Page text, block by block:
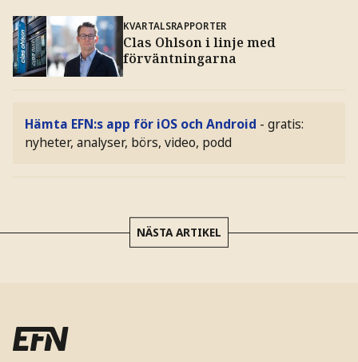
KVARTALSRAPPORTER
Clas Ohlson i linje med
förväntningarna
Hämta EFN:s app för iOS och Android - gratis:
nyheter, analyser, börs, video, podd
NÄSTA ARTIKEL